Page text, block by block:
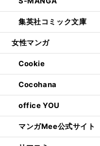
集英社コミック文庫
女性マンガ
Cookie
Cocohana
office YOU
マンガMee公式サイト